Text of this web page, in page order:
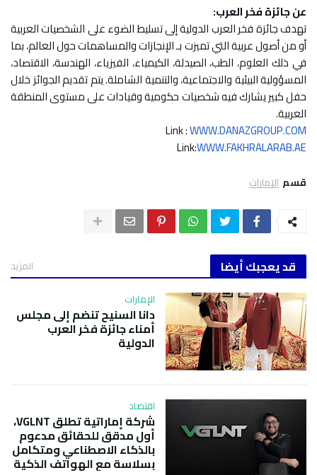
عن جائزة فخر العرب:
تهدف جائزة فخر العرب الدولية إلى تسليط الضوء على الشخصيات العربية
أو من أصول عربية التي تميزت بـ الإنجازات والمساهمات حول العالم، بما
في ذلك العلوم، الطب، الصيدلة، الكيمياء، الفيزياء، الهندسة، الاقتصاد،
المسؤولية البيئية والاجتماعية، والتنمية الشاملة. يتم تقديم الجوائز خلال
حفل كبير يشارك فيه شخصيات حكومية وقيادات على مستوى المنطقة
العربية.
‏Link :WWW.DANAZGROUP.COM
Link:WWW.FAKHRALARAB.AE
قسم الإمارات
قد يعجبك أيضا
المزيد
الإمارات
دانا السنيح تنضم إلى مجلس
أمناء جائزة فخر العرب
الدولية
اقتصاد
شركة إماراتية تطلق VGLNT،
أول مدقق للحقائق مدعوم
بالذكاء الاصطناعي ومتكامل
بسلاسة مع الهواتف الذكية